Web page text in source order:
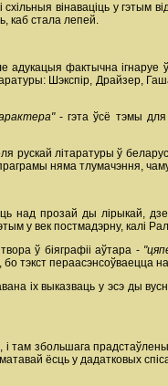
вінаваціць у гэтым
каб стала лепей.
фактычна ігнаруе
Шэкспір, Драйзер,
- гэта ўсё тэмы для
рускай літаратуры ў
няма тлумачэння,
над прозай ды лірыкай,
у век постмадэрну, калі
ў біяграфіі аўтара -
бо тэкст пераасэнсоўваецца
іх выказваць у эсэ ды
там збольшага
ёсць у дадатковых